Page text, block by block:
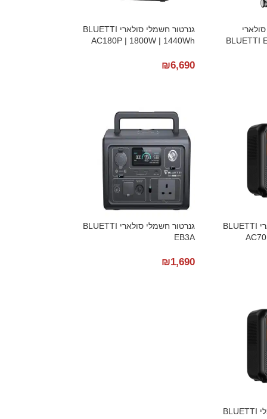
BLUETTI
גנרטור חשמלי סולארי BLUETTI
AC180P | 1800W | 1440Wh
₪6,690
גנרטור חשמלי סולארי BLUETTI
גנרטור חשמלי סולארי BLUETTI
EB3A
₪1,690
גנרטור סולארי חשמלי BLUETTI